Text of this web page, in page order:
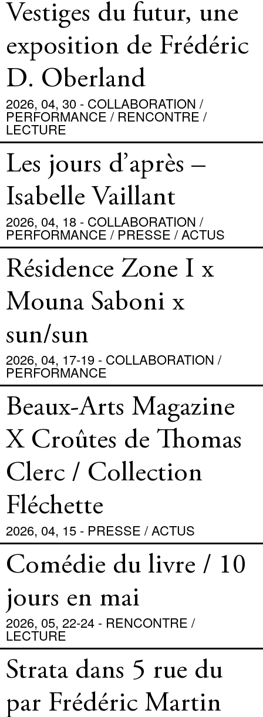
Vestiges du futur, une
exposition de Frédéric
D. Oberland
2026, 04, 30 - COLLABORATION /
PERFORMANCE / RENCONTRE /
LECTURE
Les jours d’après –
Isabelle Vaillant
2026, 04, 18 - COLLABORATION /
PERFORMANCE / PRESSE / ACTUS
Résidence Zone I x
Mouna Saboni x
sun/sun
2026, 04, 17-19 - COLLABORATION /
PERFORMANCE
Beaux-Arts Magazine
X Croûtes de Thomas
Clerc / Collection
Fléchette
2026, 04, 15 - PRESSE / ACTUS
Comédie du livre / 10
jours en mai
2026, 05, 22-24 - RENCONTRE /
LECTURE
Strata dans 5 rue du
par Frédéric Martin